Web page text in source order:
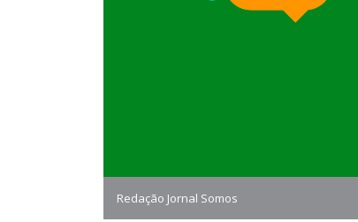
Redação Jornal Somos